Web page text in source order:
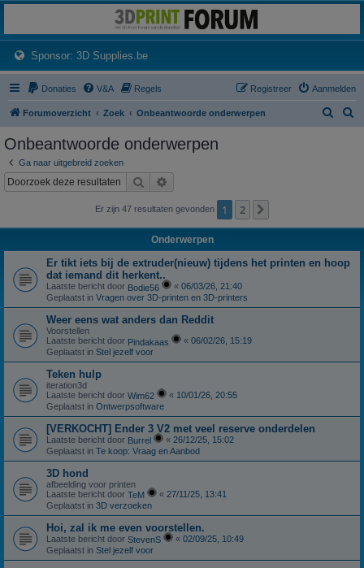
Het 3D print forum van de Benelux na de sluiting van 3dprintforum.nl
Sponsor: 3D Supplies.be(Opens a new tab)
Donaties V&A Regels Aanmelden
Registreer
Forumoverzicht Zoek Onbeantwoorde onderwerpen
Onbeantwoorde onderwerpen
Ga naar uitgebreid zoeken
Zoek
Er zijn 47 resultaten gevonden 1 2
Onderwerpen
Er tikt iets bij de extruder(nieuw) tijdens het printen en hoop
dat iemand dit herkent..
Laatste bericht door Bodie56 « 06/03/26, 21:40
Geplaatst in Vragen over 3D-printen en 3D-printers
Weer eens wat anders dan Reddit
Voorstellen
Laatste bericht door Pindakaas « 06/02/26, 15:19
Geplaatst in Stel jezelf voor
Teken hulp
iteration3d
Laatste bericht door Wim62 « 10/01/26, 20:55
Geplaatst in Ontwerpsoftware
[VERKOCHT] Ender 3 V2 met veel reserve onderdelen
Laatste bericht door Burrel « 26/12/25, 15:02
Geplaatst in Te koop: Vraag en Aanbod
3D hond
afbeelding voor printen
Laatste bericht door TeM « 27/11/25, 13:41
Geplaatst in 3D verzoeken
Hoi, zal ik me even voorstellen.
Laatste bericht door StevenS « 02/09/25, 10:49
Geplaatst in Stel jezelf voor